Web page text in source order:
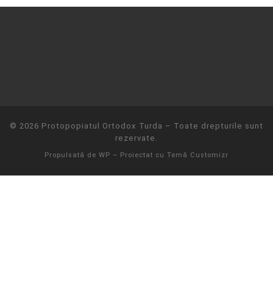
© 2026 Protopopiatul Ortodox Turda – Toate drepturile sunt
rezervate.
Propulsată de WP – Proiectat cu Temă Customizr